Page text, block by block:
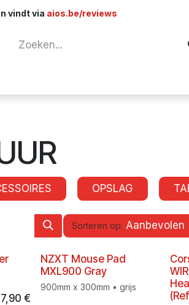
vindt via aios.be/reviews
OPSLAG
Sorteren op: Aanbevolen
€
NZXT Mouse Pad
MXL900 Gray
900mm x 300mm • grijs